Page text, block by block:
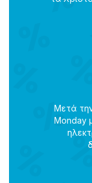
Μετά
Monday